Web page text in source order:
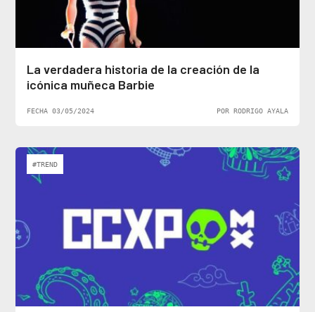
La verdadera historia de la creación de la
icónica muñeca Barbie
FECHA 03/05/2024 POR RODRIGO AYALA
#TREND